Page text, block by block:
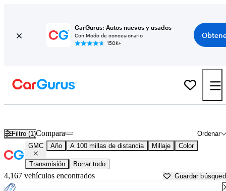
CarGurus: Autos nuevos y usados
Con Modo de concesionario
150K+
Filtro (1) Ordenar
Compara
GMC Año A 100 millas de distancia Millaje Color
Transmisión Borrar todo
4,167 vehículos encontrados Guardar